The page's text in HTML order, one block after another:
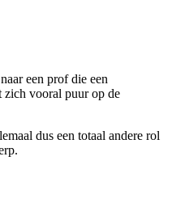
een prof die een
zich vooral puur op de
dus een totaal andere rol